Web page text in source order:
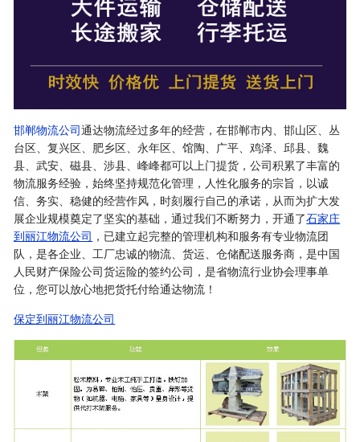
邯郸物流公司通达物流经过多年的经营，在邯郸市内、邯山区、丛
台区、复兴区、肥乡区、永年区、馆陶、广平、鸡泽、邱县、魏
县、武安、磁县、涉县、峰峰都可以上门提货，公司积累了丰富的
物流服务经验，始终坚持规范化管理，人性化服务的宗旨，以诚
信、务实、稳健的经营作风，时刻履行自己的承诺，从而为扩大发
展企业规模奠定了坚实的基础，通过我们不断努力，开通了石家庄
到丽江物流公司 ，已建立起完整的管理机构和服务有专业物流团
队，是各企业、工厂忠诚的物流、货运、仓储配送服务商，是中国
人民财产保险公司货运险的签约公司，是省物流行业协会理事单
位，您可以放心地把货托付给通达物流！
保定到丽江物流公司